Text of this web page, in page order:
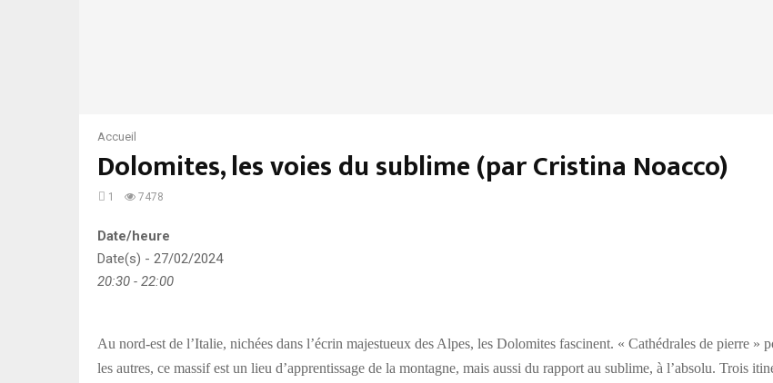
Accueil
Dolomites, les voies du sublime (par Cristina Noacco)
1 7478
Date/heure
Date(s) - 27/02/2024
20:30 - 22:00
Au nord-est de l’Italie, nichées dans l’écrin majestueux des Alpes, les Dolomites fascinent. « Cathédrales de pierre
les autres, ce massif est un lieu d’apprentissage de la montagne, mais aussi du rapport au sublime, à l’absolu. Trois